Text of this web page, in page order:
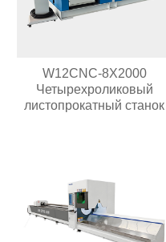
W12CNC-8X2000
Четырехроликовый
листопрокатный станок